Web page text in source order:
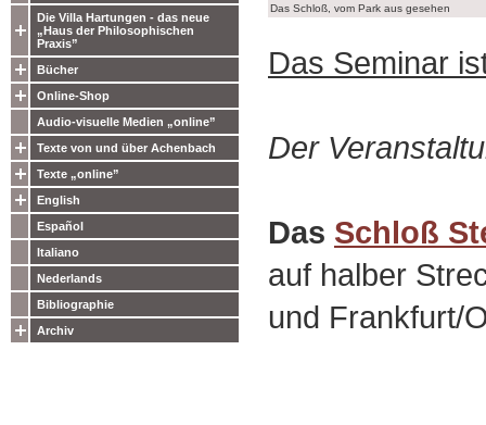
Die Villa Hartungen - das neue
„Haus der Philosophischen
Praxis”
Bücher
Online-Shop
Audio-visuelle Medien „online”
Texte von und über Achenbach
Texte „online”
English
Español
Italiano
Nederlands
Bibliographie
Archiv
Das Schloß, vom Park aus gesehen
Das Seminar
Der
Das Schloß
auf halber
und Frankfurt/